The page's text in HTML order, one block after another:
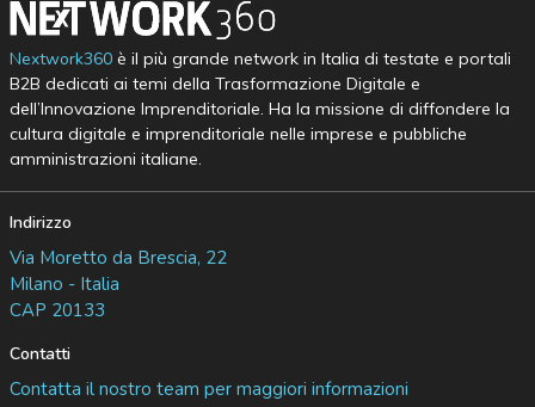
Nextwork360è il più grande network in Italia di testate e portali
B2B dedicati ai temi della Trasformazione Digitale e
dell’Innovazione Imprenditoriale. Ha la missione di diffondere la
cultura digitale e imprenditoriale nelle imprese e pubbliche
amministrazioni italiane.
Indirizzo
Via Moretto da Brescia, 22
Milano - Italia
CAP 20133
Contatti
Contatta il nostro team per maggiori informazioni